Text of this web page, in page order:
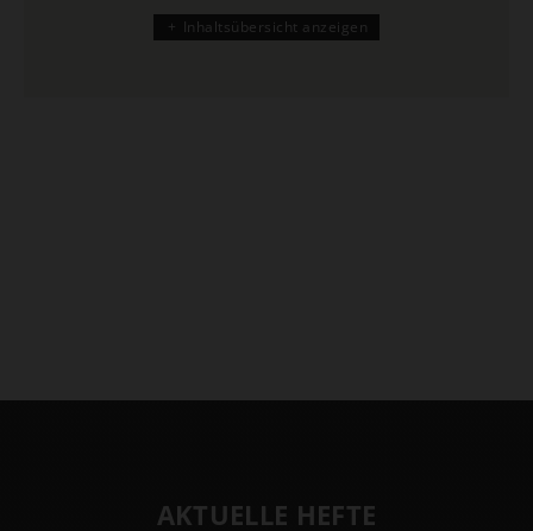
Inhaltsübersicht anzeigen
AKTUELLE HEFTE